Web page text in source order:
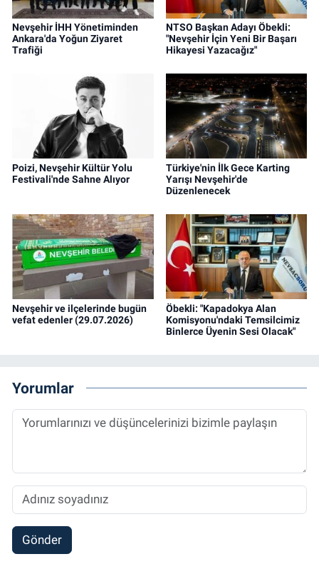
Nevşehir İHH Yönetiminden
Ankara'da Yoğun Ziyaret
Trafiği
NTSO Başkan Adayı Öbekli:
"Nevşehir İçin Yeni Bir Başarı
Hikayesi Yazacağız"
Poizi, Nevşehir Kültür Yolu
Festivali'nde Sahne Alıyor
Türkiye'nin İlk Gece Karting
Yarışı Nevşehir'de
Düzenlenecek
Nevşehir ve ilçelerinde bugün
vefat edenler (29.07.2026)
Öbekli: "Kapadokya Alan
Komisyonu'ndaki Temsilcimiz
Binlerce Üyenin Sesi Olacak"
Yorumlar
Gönder